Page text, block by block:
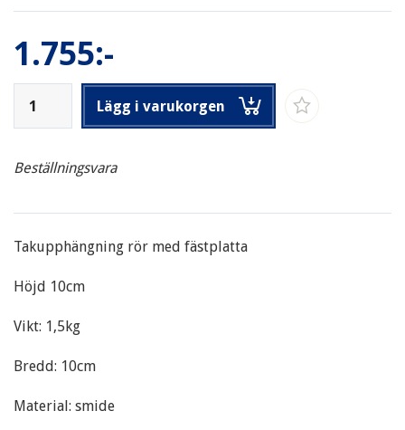
1.755:-
Lägg i varukorgen
Beställningsvara
Takupphängning rör med fästplatta
Höjd 10cm
Vikt: 1,5kg
Bredd: 10cm
Material: smide